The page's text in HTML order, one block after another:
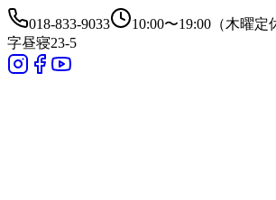
018-833-9033 10:00〜19:00（木曜定
字昼寝23-5